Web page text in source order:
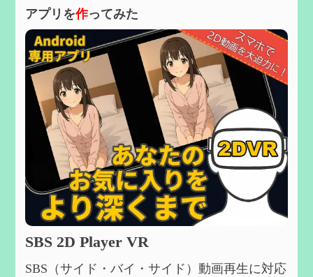
アプリを作ってみた
SBS 2D Player VR
SBS（サイド・バイ・サイド）動画再生に対応